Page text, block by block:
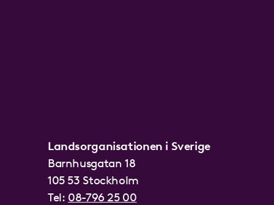
Landsorganisationen i Sverige
Barnhusgatan 18
105 53 Stockholm
Tel: 08-796 25 00